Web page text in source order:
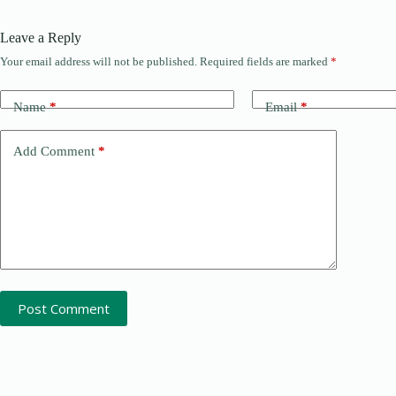
Leave a Reply
Your email address will not be published. Required fields are marked *
Name* Email*
Add Comment *
Post Comment